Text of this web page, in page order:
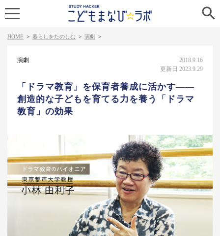

HOME > 暮らしをたのしむ > 演劇 >
演劇
2018.9.16
更新日 2023.9.29
「ドラマ教育」を保育者養成に活かす――
創造的な子どもを育てる力を養う「ドラマ
教育」の効果